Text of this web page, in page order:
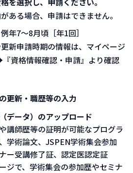
ある場合、申請はできません。
年7～8月頃［年1回］
新申請時期の情報は、マイページ
『資格情報確認・申請』より確認
更新・職歴等の入力
データ）のアップロード
講師歴等の証明が可能なプログラ
学術論文、JSPEN学術集会参加
ー受講修了証、認定医認定証
ジで、学術集会の参加歴やセミナ